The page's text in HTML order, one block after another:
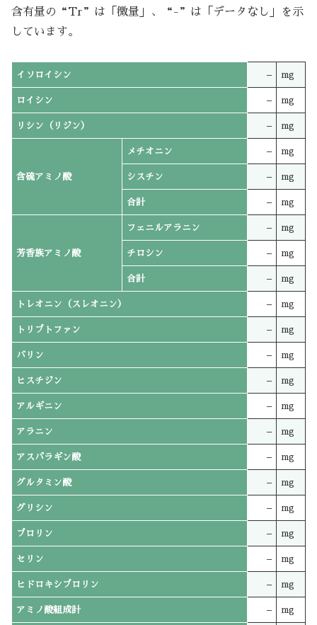
含有量の“Tr”は「微量」、“-”は「データなし」を示
しています。
イソロイシン – mg
ロイシン – mg
リシン（リジン） – mg
含硫アミノ酸
メチオニン – mg
シスチン – mg
合計 – mg
芳香族アミノ酸
フェニルアラニン – mg
チロシン – mg
合計 – mg
トレオニン（スレオニン） – mg
トリプトファン – mg
バリン – mg
ヒスチジン – mg
アルギニン – mg
アラニン – mg
アスパラギン酸 – mg
グルタミン酸 – mg
グリシン – mg
プロリン – mg
セリン – mg
ヒドロキシプロリン – mg
アミノ酸組成計 – mg